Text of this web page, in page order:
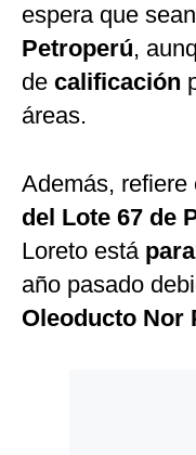
espera que
Petroperú,
de calificación
áreas.
Además, refiere
del Lote 67 de
Loreto está
año pasado
Oleoducto Nor